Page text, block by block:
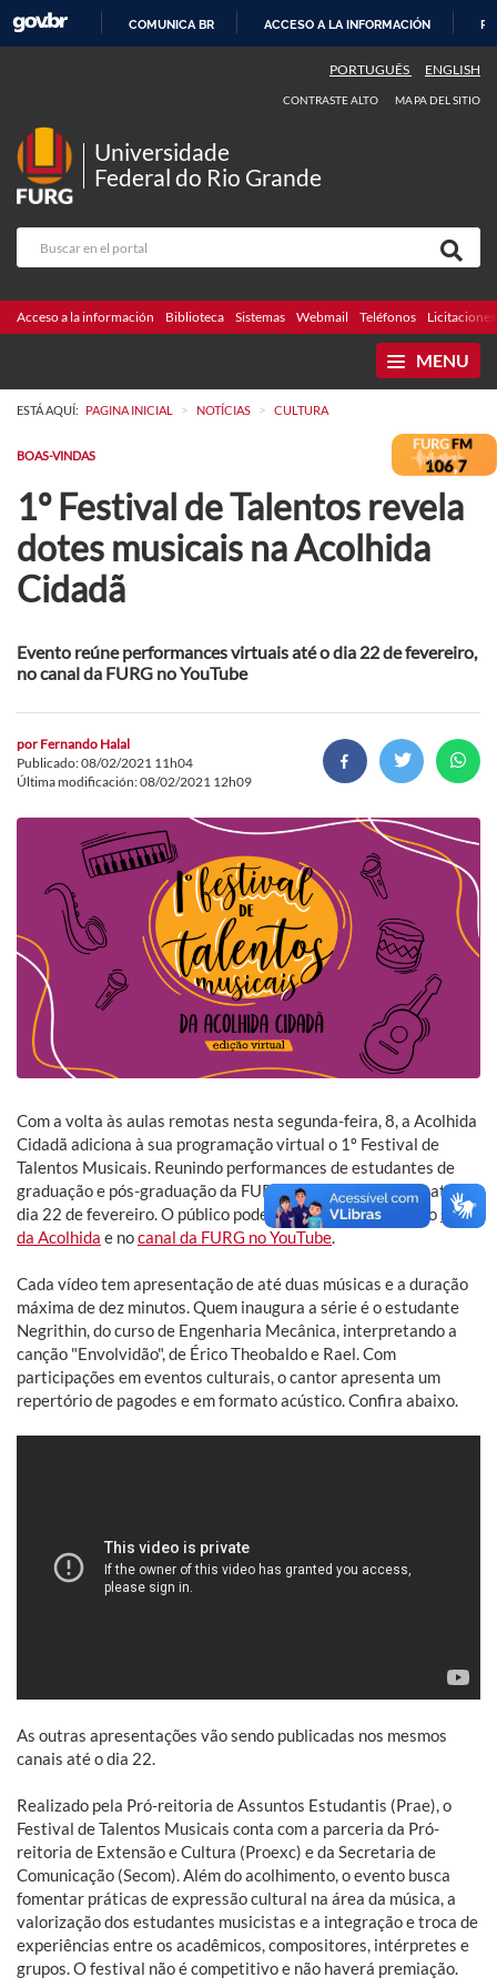
CONTENIDO
COMUNICA BR ACCESO A LA INFORMACIÓN
PORTUGUÊS ENGLISH
CONTRASTE ALTO MAPA DEL SITIO
Universidade
Federal do Rio Grande
Acceso a la información Biblioteca Sistemas Webmail Teléfonos Licitaciones
MENU
ESTÁ AQUÍ: PAGINA INICIAL > NOTÍCIAS > CULTURA
BOAS-VINDAS
1º Festival de Talentos revela
dotes musicais na Acolhida
Cidadã
Evento reúne performances virtuais até o dia 22 de fevereiro,
no canal da FURG no YouTube
por Fernando Halal
Publicado: 08/02/2021 11h04
Última modificación: 08/02/2021 12h09
Com a volta às aulas remotas nesta segunda-feira, 8, a Acolhida
Cidadã adiciona à sua programação virtual o 1º Festival de
Talentos Musicais. Reunindo performances de estudantes de
graduação e pós-graduação da FURG, o projeto acontece até o
dia 22 de fevereiro. O público poderá conferir os vídeos nosite
da Acolhida e nocanal da FURG no YouTube.
Cada vídeo tem apresentação de até duas músicas e a duração
máxima de dez minutos. Quem inaugura a série é o estudante
Negrithin, do curso de Engenharia Mecânica, interpretando a
canção "Envolvidão", de Érico Theobaldo e Rael. Com
participações em eventos culturais, o cantor apresenta um
repertório de pagodes e em formato acústico. Confira abaixo.
As outras apresentações vão sendo publicadas nos mesmos
canais até o dia 22.
Realizado pela Pró-reitoria de Assuntos Estudantis (Prae), o
Festival de Talentos Musicais conta com a parceria da Pró-
reitoria de Extensão e Cultura (Proexc) e da Secretaria de
Comunicação (Secom). Além do acolhimento, o evento busca
fomentar práticas de expressão cultural na área da música, a
valorização dos estudantes musicistas e a integração e troca de
experiências entre os acadêmicos, compositores, intérpretes e
grupos. O festival não é competitivo e não haverá premiação.